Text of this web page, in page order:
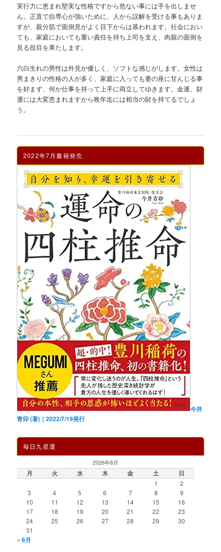
実行力に恵まれ堅実な性格ですから危ない事には手を出しませ
ん。正直で自専心が強いために、人から誤解を受ける事もありま
すが、親分肌で面倒見がよく目下からは慕われます。社会におい
ても、家庭においても重い責任を持ち上司を支え、肉親の面倒を
見る役目を果たします。
六白生れの男性は外見が優しく、ソフトな感じがします。女性は
男まきりの性格の人が多く、家庭に入っても妻の座に甘んじる事
を好まず、何か仕事を持って上手に両立してゆきます。金運、財
運には大変恵まれますから晩年迄には相当の財を持てるでしょ
う。
2022年7月書籍発売
今井
青卯 (著)｜2022/7/19発行
毎日九星運
2026年8月
月 火 水 木 金 土 日
1
2
3
4 5 6 7 8
9
10
11 12 13 14 15
16
17
18 19 20 21 22
23
24
25 26 27 28 29
30
31
« 6月